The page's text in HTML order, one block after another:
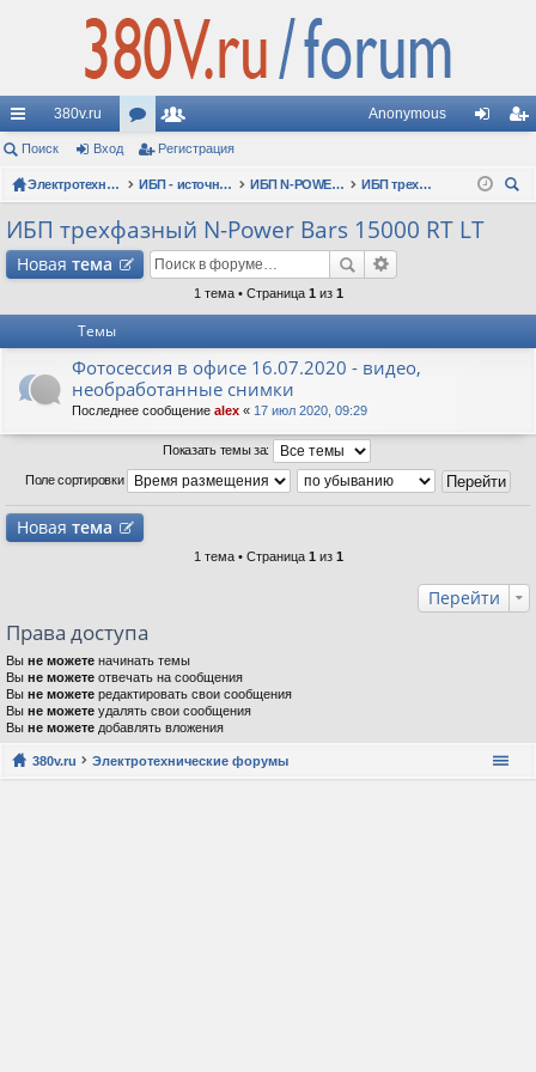
с
ы
лк
380v.ru
ор
ум
ол
ьз
ат
Anonymous
д ис
Поиск Вход Регистрация
Электротехнические форумы ИБП - источники бесперебойного питания ИБП N-POWER: новые модели (презентации, фотосессии, обзоры)
ИБП трехфазный N-Power Bars 15000 RT LT
ИБП трехфазный N-Power Bars 15000 RT LT
Новая тема
1 тема • Страница 1 из 1
Темы
Фотосессия в офисе 16.07.2020 - видео,
необработанные снимки
Последнее сообщение alex « 17 июл 2020, 09:29
Показать темы за:
Поле сортировки
Новая тема
1 тема • Страница 1 из 1
Перейти
Права доступа
Вы не можете начинать темы
Вы не можете отвечать на сообщения
Вы не можете редактировать свои сообщения
Вы не можете удалять свои сообщения
Вы не можете добавлять вложения
380v.ru Электротехнические форумы